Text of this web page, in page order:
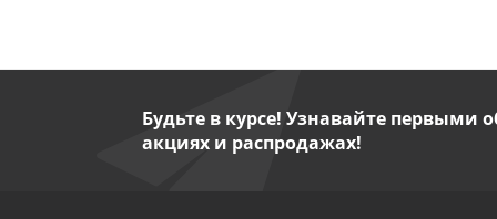
Будьте в курсе! Узнавайте первыми
акциях и распродажах!